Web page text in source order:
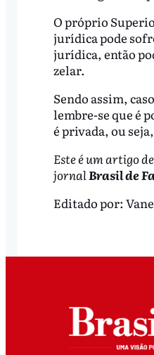
O próprio
jurídica pode
jurídica, então
zelar.
Sendo assim,
lembre-se que é
é privada, ou
Este é um artigo
jornalBrasil de
Editado por: